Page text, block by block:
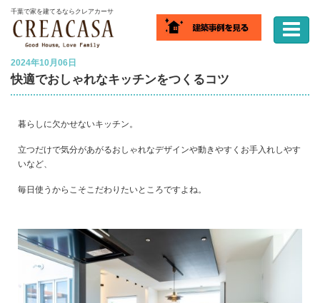
千葉で家を建てるならクレアカーサ
ホーム ブログ 快適でおしゃれなキッチンをつくるコツ
2024年10月06日
快適でおしゃれなキッチンをつくるコツ
暮らしに欠かせないキッチン。
立つだけで気分があがるおしゃれなデザインや動きやすくお手入れしやす
いなど、
毎日使うからこそこだわりたいところですよね。